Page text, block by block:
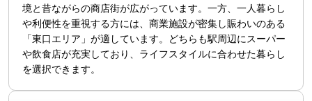
境と昔ながらの商店街が広がっています。一方、一人暮らし
や利便性を重視する方には、商業施設が密集し賑わいのある
「東口エリア」が適しています。どちらも駅周辺にスーパー
や飲食店が充実しており、ライフスタイルに合わせた暮らし
を選択できます。